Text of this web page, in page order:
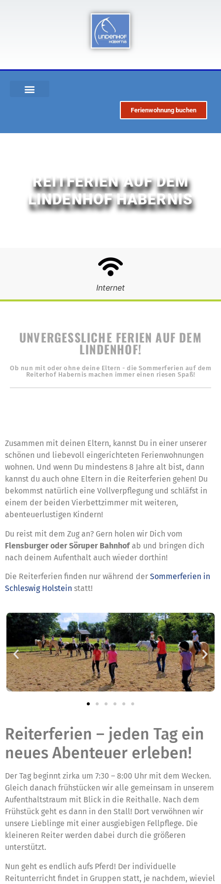
Ferienwohnung buchen
REITFERIEN AUF DEM
LINDENHOF HABERNIS
Internet
UNVERGESSLICHE FERIEN AUF DEM
LINDENHOF!
Ob nun mit oder ohne deine Eltern - die Sommerferien auf dem
Reiterhof Habernis machen immer einen riesen Spaß!
Zusammen mit deinen Eltern, kannst Du in einer unserer
schönen und liebevoll eingerichteten Ferienwohnungen
wohnen. Und wenn Du mindestens 8 Jahre alt bist, dann
kannst du auch ohne Eltern in die Reiterferien gehen! Du
bekommst natürlich eine Vollverpflegung und schläfst in
einem der beiden Vierbettzimmer mit weiteren,
abenteuerlustigen Kindern!
Du reist mit dem Zug an? Gern holen wir Dich vom
Flensburger oder Söruper Bahnhofab und bringen dich
nach deinem Aufenthalt auch wieder dorthin!
Die Reiterferien finden nur während der Sommerferien in
Schleswig Holstein statt!
Reiterferien – jeden Tag ein
neues Abenteuer erleben!
Der Tag beginnt zirka um 7:30 – 8:00 Uhr mit dem Wecken.
Gleich danach frühstücken wir alle gemeinsam in unserem
Aufenthaltstraum mit Blick in die Reithalle. Nach dem
Frühstück geht es dann in den Stall! Dort verwöhnen wir
unsere Lieblinge mit einer ausgiebigen Fellpflege. Die
kleineren Reiter werden dabei durch die größeren
unterstützt.
Nun geht es endlich aufs Pferd! Der individuelle
Reitunterricht findet in Gruppen statt, je nachdem, wieviel